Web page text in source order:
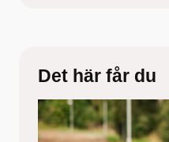
Det här får du